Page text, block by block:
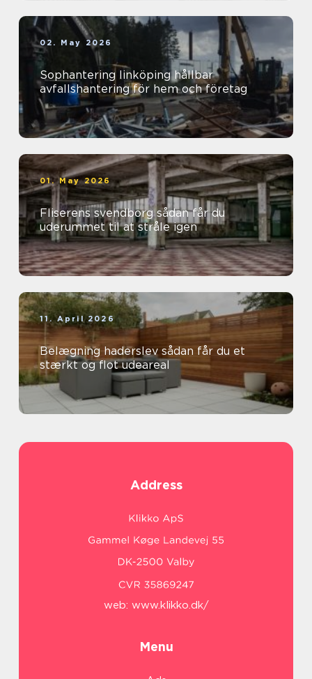
02. May 2026
Sophantering linköping hållbar
avfallshantering för hem och företag
01. May 2026
Fliserens svendborg sådan får du
uderummet til at stråle igen
11. April 2026
Belægning haderslev sådan får du et
stærkt og flot udeareal
Address
web: www.klikko.dk/
Menu